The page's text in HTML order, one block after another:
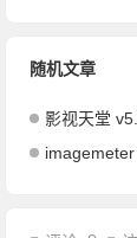
随机文章
影视天堂